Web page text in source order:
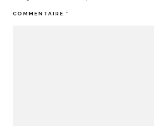
COMMENTAIRE *